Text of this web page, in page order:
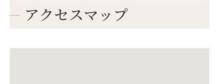
アクセスマップ